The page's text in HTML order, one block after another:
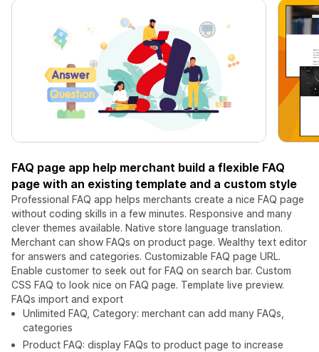
FAQ page app help merchant build a flexible FAQ
page with an existing template and a custom style
Professional FAQ app helps merchants create a nice FAQ page
without coding skills in a few minutes. Responsive and many
clever themes available. Native store language translation.
Merchant can show FAQs on product page. Wealthy text editor
for answers and categories. Customizable FAQ page URL.
Enable customer to seek out for FAQ on search bar. Custom
CSS FAQ to look nice on FAQ page. Template live preview.
FAQs import and export
Unlimited FAQ, Category: merchant can add many FAQs,
categories
Product FAQ: display FAQs to product page to increase